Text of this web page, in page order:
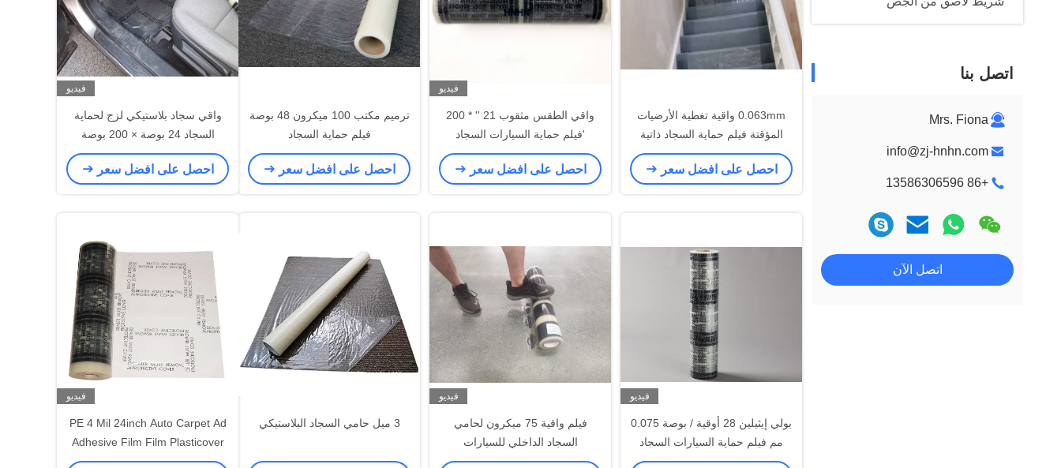
اتصل بنا
Mrs. Fiona
info@zj-hnhn.com
+86 13586306596
اتصل الآن
0.063mm واقية تغطية الأرضيات
المؤقتة فيلم حماية السجاد ذاتية
اللصق
احصل على افضل سعر
فيديو
واقي الطقس مثقوب 21 '' * 200
'فيلم حماية السيارات السجاد
احصل على افضل سعر
ترميم مكتب 100 ميكرون 48 بوصة
فيلم حماية السجاد
احصل على افضل سعر
فيديو
واقي سجاد بلاستيكي لزج لحماية
السجاد 24 بوصة × 200 بوصة
للسيارات
احصل على افضل سعر
فيديو
بولي إيثيلين 28 أوقية / بوصة 0.075
مم فيلم حماية السيارات السجاد
لحماية الطقس
فيديو
فيلم واقية 75 ميكرون لحامي
السجاد الداخلي للسيارات
3 ميل حامي السجاد البلاستيكي
فيديو
PE 4 Mil 24inch Auto Carpet Ad
Adhesive Film Film Plasticover